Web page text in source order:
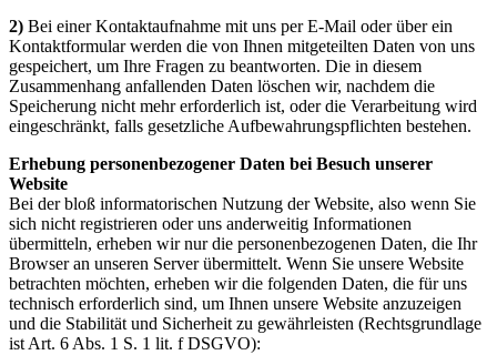
2) Bei einer Kontaktaufnahme mit uns per E-Mail oder über ein
Kontaktformular werden die von Ihnen mitgeteilten Daten von uns
gespeichert, um Ihre Fragen zu beantworten. Die in diesem
Zusammenhang anfallenden Daten löschen wir, nachdem die
Speicherung nicht mehr erforderlich ist, oder die Verarbeitung wird
eingeschränkt, falls gesetzliche Aufbewahrungspflichten bestehen.
Erhebung personenbezogener Daten bei Besuch unserer
Website
Bei der bloß informatorischen Nutzung der Website, also wenn Sie
sich nicht registrieren oder uns anderweitig Informationen
übermitteln, erheben wir nur die personenbezogenen Daten, die Ihr
Browser an unseren Server übermittelt. Wenn Sie unsere Website
betrachten möchten, erheben wir die folgenden Daten, die für uns
technisch erforderlich sind, um Ihnen unsere Website anzuzeigen
und die Stabilität und Sicherheit zu gewährleisten (Rechtsgrundlage
ist Art. 6 Abs. 1 S. 1 lit. f DSGVO):